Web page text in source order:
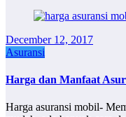
December 12, 2017
Asuransi
Harga dan Manfaat
Harga asuransi mobil-